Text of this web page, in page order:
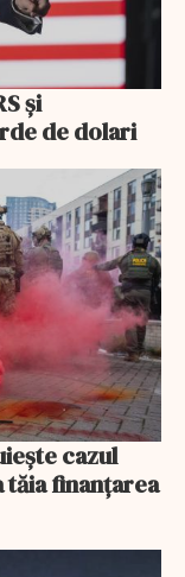
și
de dolari
cazul
finanțarea